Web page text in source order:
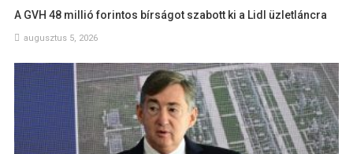
A GVH 48 millió forintos bírságot szabott ki a Lidl üzletláncra
augusztus 5, 2026